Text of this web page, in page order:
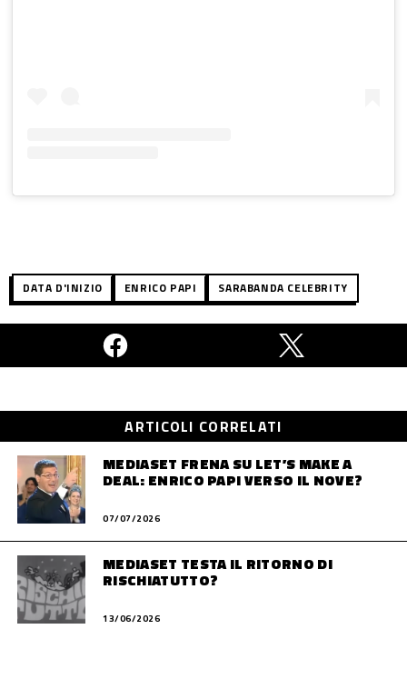
DATA D'INIZIO ENRICO PAPI SARABANDA CELEBRITY
ARTICOLI CORRELATI
MEDIASET FRENA SU LET’S MAKE A
DEAL: ENRICO PAPI VERSO IL NOVE?
07/07/2026
MEDIASET TESTA IL RITORNO DI
RISCHIATUTTO?
13/06/2026